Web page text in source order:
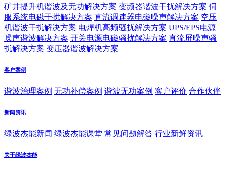
矿井提升机谐波及无功解决方案 变频器谐波干扰解决方案 伺
服系统电磁干扰解决方案 直流调速器电磁噪声解决方案 空压
机谐波干扰解决方案 电焊机高频骚扰解决方案 UPS/EPS电源
噪声谐波解决方案 开关电源电磁骚扰解决方案 直流屏噪声骚
扰解决方案 变压器谐波解决方案
客户案例
谐波治理案例 无功补偿案例 谐波无功案例 客户评价 合作伙伴
新闻资讯
绿波杰能新闻 绿波杰能课堂 常见问题解答 行业新鲜资讯
关于绿波杰能